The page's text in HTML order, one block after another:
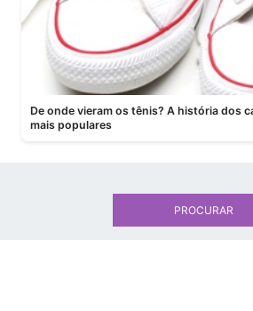
De onde vieram os tênis? A história dos
mais populares
PROCURAR